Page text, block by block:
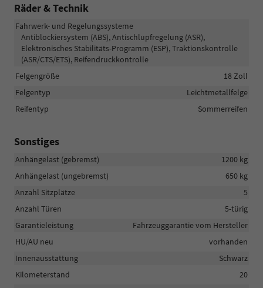
Räder & Technik
Fahrwerk- und Regelungssysteme
Antiblockiersystem (ABS), Antischlupfregelung (ASR),
Elektronisches Stabilitäts-Programm (ESP), Traktionskontrolle
(ASR/CTS/ETS), Reifendruckkontrolle
Felgengröße
18 Zoll
Felgentyp
Leichtmetallfelge
Reifentyp
Sommerreifen
Sonstiges
Anhängelast (gebremst)
1200 kg
Anhängelast (ungebremst)
650 kg
Anzahl Sitzplätze
5
Anzahl Türen
5-türig
Garantieleistung
Fahrzeuggarantie vom Hersteller
HU/AU neu
vorhanden
Innenausstattung
Schwarz
Kilometerstand
20